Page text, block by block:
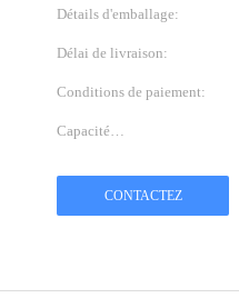
Détails d'emballage:
Délai de livraison:
Conditions de paiement:
Capacité
CONTACTEZ